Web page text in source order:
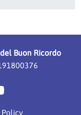
Buon Ricordo
Policy